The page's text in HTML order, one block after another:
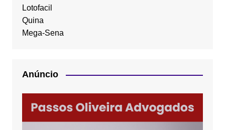
Lotofacil
Quina
Mega-Sena
Anúncio